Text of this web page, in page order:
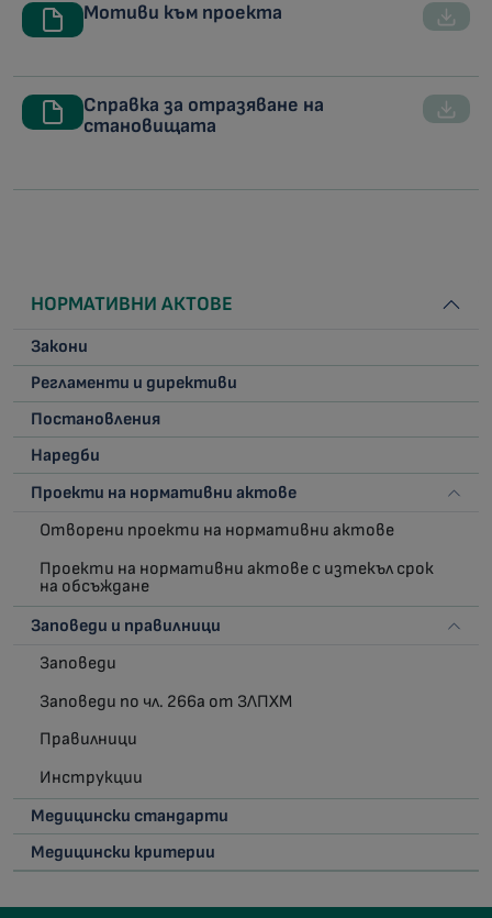
Мотиви към проекта
Справка за отразяване на
становищата
НОРМАТИВНИ АКТОВЕ
Закони
Регламенти и директиви
Постановления
Наредби
Проекти на нормативни актове
Отворени проекти на нормативни актове
Проекти на нормативни актове с изтекъл срок
на обсъждане
Заповеди и правилници
Заповеди
Заповеди по чл. 266а от ЗЛПХМ
Правилници
Инструкции
Медицински стандарти
Медицински критерии